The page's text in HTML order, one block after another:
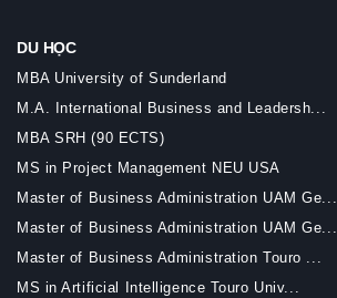
DU HỌC
MBA University of Sunderland
M.A. International Business and Leadersh...
MBA SRH (90 ECTS)
MS in Project Management NEU USA
Master of Business Administration UAM Ge...
Master of Business Administration UAM Ge...
Master of Business Administration Touro ...
MS in Artificial Intelligence Touro Univ...